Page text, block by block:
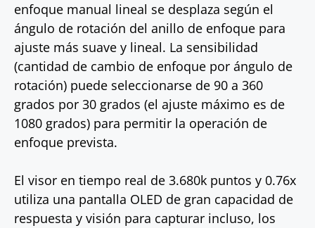
enfoque manual lineal se desplaza según el
ángulo de rotación del anillo de enfoque para
ajuste más suave y lineal. La sensibilidad
(cantidad de cambio de enfoque por ángulo de
rotación) puede seleccionarse de 90 a 360
grados por 30 grados (el ajuste máximo es de
1080 grados) para permitir la operación de
enfoque prevista.
El visor en tiempo real de 3.680k puntos y 0.76x
utiliza una pantalla OLED de gran capacidad de
respuesta y visión para capturar incluso, los